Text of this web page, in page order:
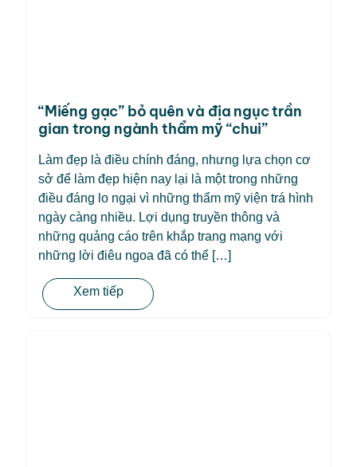
“Miếng gạc” bỏ quên và địa ngục trần
gian trong ngành thẩm mỹ “chui”
Làm đẹp là điều chính đáng, nhưng lựa chọn cơ
sở để làm đẹp hiện nay lại là một trong những
điều đáng lo ngại vì những thẩm mỹ viện trá hình
ngày càng nhiều. Lợi dụng truyền thông và
những quảng cáo trên khắp trang mạng với
những lời điêu ngoa đã có thể […]
Xem tiếp